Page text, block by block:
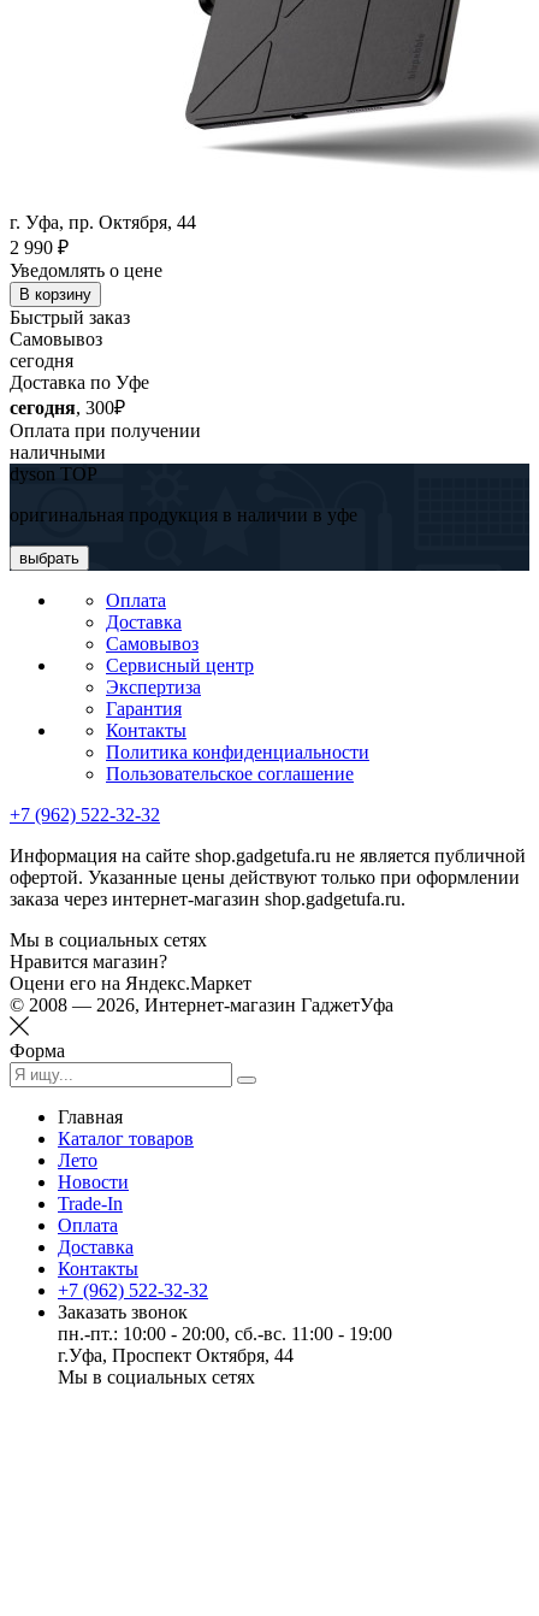
г. Уфа, пр. Октября, 44
2 990 ₽
Уведомлять о цене
В корзину
Быстрый заказ
Самовывоз
сегодня
Доставка по Уфе
сегодня, 300₽
Оплата при получении
наличными
dyson TOP
оригинальная продукция в наличии в уфе
выбрать
Оплата
Доставка
Самовывоз
Сервисный центр
Экспертиза
Гарантия
Контакты
Политика конфиденциальности
Пользовательское соглашение
+7 (962) 522-32-32
Информация на сайте shop.gadgetufa.ru не является публичной
офертой. Указанные цены действуют только при оформлении
заказа через интернет-магазин shop.gadgetufa.ru.
Мы в социальных сетях
Нравится магазин?
Оцени его на Яндекс.Маркет
© 2008 — 2026, Интернет-магазин ГаджетУфа
Форма
Главная
Каталог товаров
Лето
Новости
Trade-In
Оплата
Доставка
Контакты
+7 (962) 522-32-32
Заказать звонок
пн.-пт.: 10:00 - 20:00, сб.-вс. 11:00 - 19:00
г.Уфа, Проспект Октября, 44
Мы в социальных сетях